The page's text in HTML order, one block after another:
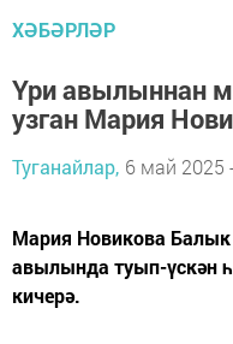
ХӘБӘРЛӘР
Үри авылыннан
узган Мария
Туганайлар, 6 май 2025
Мария Новикова
авылында туып-үскән
кичерә.